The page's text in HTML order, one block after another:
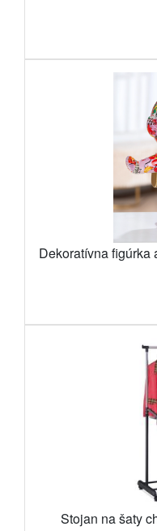
Dekoratívna figúrka
Stojan na šaty